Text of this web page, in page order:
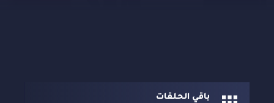
باقي الحلقات